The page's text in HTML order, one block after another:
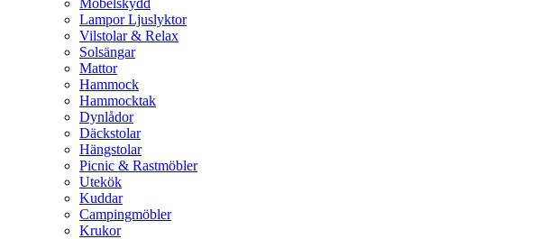
Möbelskydd
Lampor Ljuslyktor
Vilstolar & Relax
Solsängar
Mattor
Hammock
Hammocktak
Dynlådor
Däckstolar
Hängstolar
Picnic & Rastmöbler
Utekök
Kuddar
Campingmöbler
Krukor